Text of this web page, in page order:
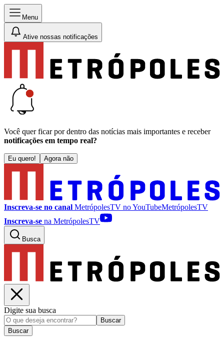
Menu
Ative nossas notificações
Você quer ficar por dentro das notícias mais importantes e receber
notificações em tempo real?
Eu quero! Agora não
Inscreva-se no canal MetrópolesTV noYouTubeMetrópolesTV
Inscreva-se na MetrópolesTV
Busca
Digite sua busca
Buscar
Buscar